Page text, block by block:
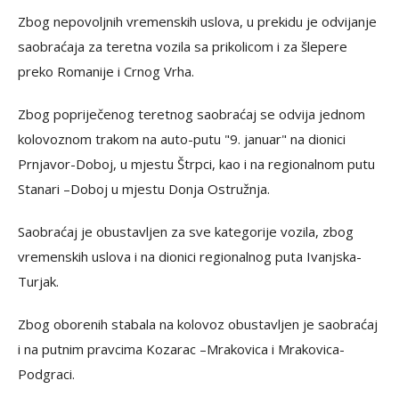
Zbog nepovoljnih vremenskih uslova, u prekidu je odvijanje
saobraćaja za teretna vozila sa prikolicom i za šlepere
preko Romanije i Crnog Vrha.
Zbog popriječenog teretnog saobraćaj se odvija jednom
kolovoznom trakom na auto-putu "9. januar" na dionici
Prnjavor-Doboj, u mjestu Štrpci, kao i na regionalnom putu
Stanari –Doboj u mjestu Donja Ostružnja.
Saobraćaj je obustavljen za sve kategorije vozila, zbog
vremenskih uslova i na dionici regionalnog puta Ivanjska-
Turjak.
Zbog oborenih stabala na kolovoz obustavljen je saobraćaj
i na putnim pravcima Kozarac –Mrakovica i Mrakovica-
Podgraci.